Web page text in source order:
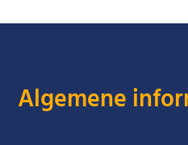
Algemene